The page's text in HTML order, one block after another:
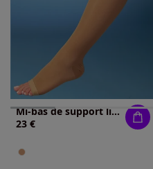
Mi-bas de support limite les irritations
23 €